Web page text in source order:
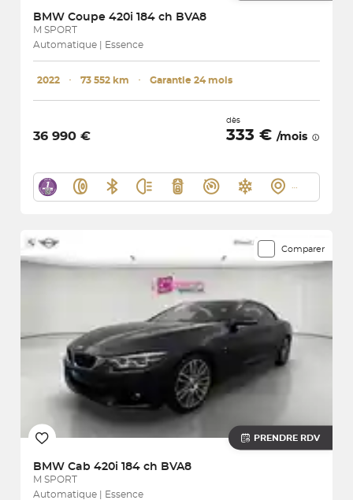
BMW Coupe 420i 184 ch BVA8
M SPORT
Automatique | Essence
2022 ･ 73 552 km ･ Garantie 24 mois
36 990 €
dès
333 € /mois
Comparer
PRENDRE RDV
BMW Cab 420i 184 ch BVA8
M SPORT
Automatique | Essence